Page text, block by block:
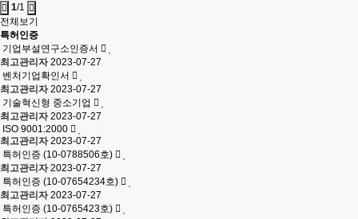
1/1
전체보기
특허인증
기업부설연구소인증서
최고관리자 2023-07-27
벤처기업확인서
최고관리자 2023-07-27
기술혁신형 중소기업
최고관리자 2023-07-27
ISO 9001:2000
최고관리자 2023-07-27
특허인증 (10-0788506호)
최고관리자 2023-07-27
특허인증 (10-07654234호)
최고관리자 2023-07-27
특허인증 (10-0765423호)